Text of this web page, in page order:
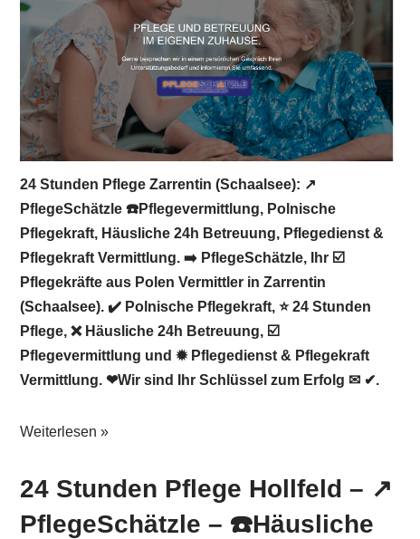
24 Stunden Pflege Zarrentin (Schaalsee): ↗️
PflegeSchätzle ☎️Pflegevermittlung, Polnische
Pflegekraft, Häusliche 24h Betreuung, Pflegedienst &
Pflegekraft Vermittlung. ➡️ PflegeSchätzle, Ihr ☑️
Pflegekräfte aus Polen Vermittler in Zarrentin
(Schaalsee). ✔️ Polnische Pflegekraft, ⭐ 24 Stunden
Pflege, ❌ Häusliche 24h Betreuung, ☑️
Pflegevermittlung und ✹ Pflegedienst & Pflegekraft
Vermittlung. ❤Wir sind Ihr Schlüssel zum Erfolg ✉ ✔.
Weiterlesen »
24 Stunden Pflege Hollfeld – ↗️
PflegeSchätzle – ☎️Häusliche